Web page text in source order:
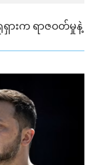
ားက ရာဇဝတ်မှုနဲ့